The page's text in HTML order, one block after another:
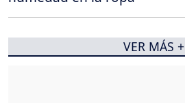
VER MÁS +